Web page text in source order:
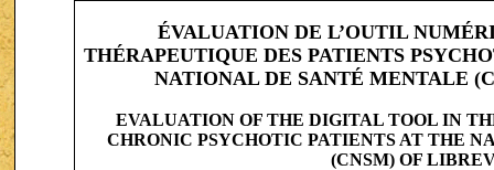
ÉVALUATION DE L’OUTIL
THÉRAPEUTIQUE DES PATIENTS
NATIONAL DE SANTÉ MENTALE
EVALUATION OF THE DIGITAL TOOL IN
CHRONIC PSYCHOTIC PATIENTS AT THE
(CNSM) OF